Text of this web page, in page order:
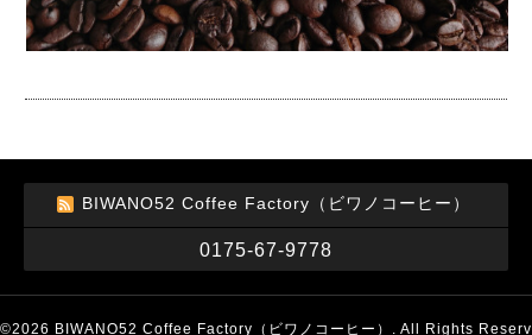
BIWANO52 Coffee Factory（ビワノコーヒー）
0175-67-9778
©2026 BIWANO52 Coffee Factory（ビワノコーヒー） . All Rights Reserv